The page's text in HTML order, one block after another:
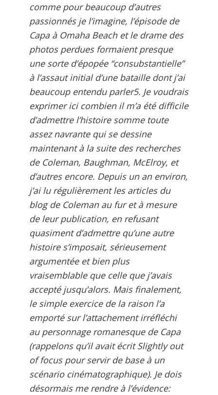
comme pour beaucoup d’autres
passionnés je l’imagine, l’épisode de
Capa à Omaha Beach et le drame des
photos perdues formaient presque
une sorte d’épopée “consubstantielle”
à l’assaut initial d’une bataille dont j’ai
beaucoup entendu parler5. Je voudrais
exprimer ici combien il m’a été difficile
d’admettre l’histoire somme toute
assez navrante qui se dessine
maintenant à la suite des recherches
de Coleman, Baughman, McElroy, et
d’autres encore. Depuis un an environ,
j’ai lu régulièrement les articles du
blog de Coleman au fur et à mesure
de leur publication, en refusant
quasiment d’admettre qu’une autre
histoire s’imposait, sérieusement
argumentée et bien plus
vraisemblable que celle que j’avais
accepté jusqu’alors. Mais finalement,
le simple exercice de la raison l’a
emporté sur l’attachement irréfléchi
au personnage romanesque de Capa
(rappelons qu’il avait écrit Slightly out
of focus pour servir de base à un
scénario cinématographique). Je dois
désormais me rendre à l’évidence: